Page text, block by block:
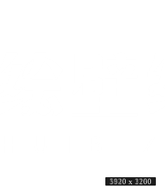
5120 x 3200
3840 x 2160
5252 x 3488
3440 x 1440
5120 x 3200
5120 x 3200
5120 x 3200
5120 x 3200
3840 x 2160
1920 x 1200